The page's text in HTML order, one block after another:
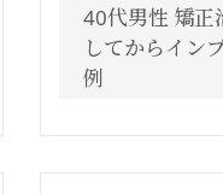
40代男性 矯正
してからイン
例